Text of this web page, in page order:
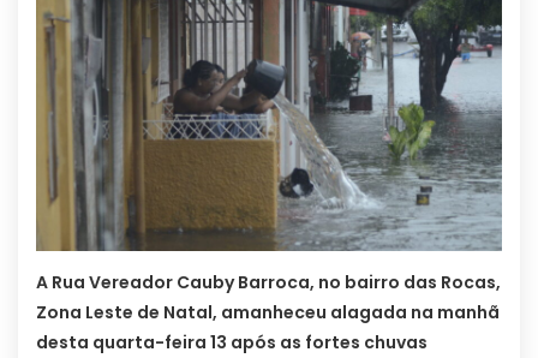
A Rua Vereador Cauby Barroca, no bairro das Rocas,
Zona Leste de Natal, amanheceu alagada na manhã
desta quarta-feira 13 após as fortes chuvas